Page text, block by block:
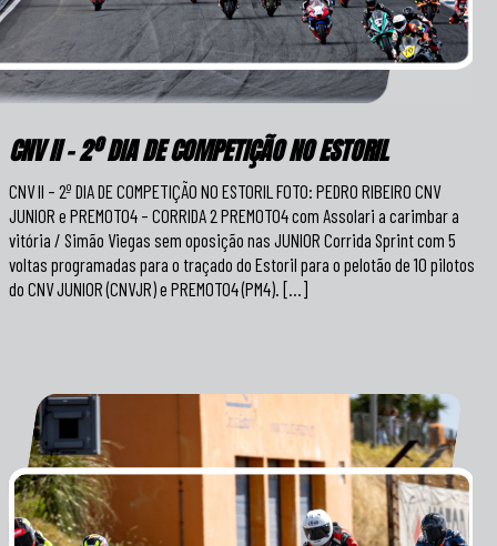
CNV II – 2º DIA DE COMPETIÇÃO NO ESTORIL
CNV II – 2º DIA DE COMPETIÇÃO NO ESTORIL FOTO: PEDRO RIBEIRO CNV
JUNIOR e PREMOTO4 – CORRIDA 2 PREMOTO4 com Assolari a carimbar a
vitória / Simão Viegas sem oposição nas JUNIOR Corrida Sprint com 5
voltas programadas para o traçado do Estoril para o pelotão de 10 pilotos
do CNV JUNIOR (CNVJR) e PREMOTO4 (PM4). […]